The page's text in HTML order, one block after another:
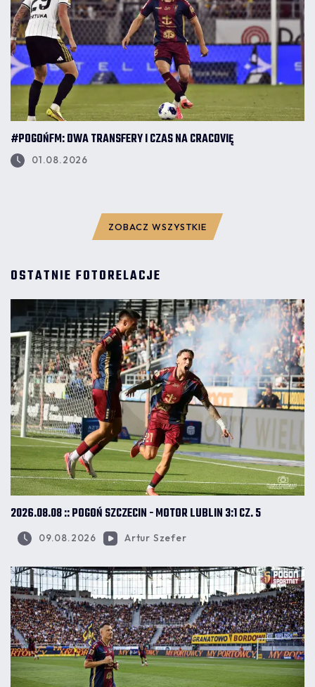
#POGOŃFM: DWA TRANSFERY I CZAS NA CRACOVIĘ
01.08.2026
ZOBACZ WSZYSTKIE
OSTATNIE FOTORELACJE
2026.08.08 :: POGOŃ SZCZECIN - MOTOR LUBLIN 3:1 CZ. 5
09.08.2026 Artur Szefer